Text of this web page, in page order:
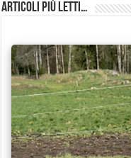
Articoli più Letti…